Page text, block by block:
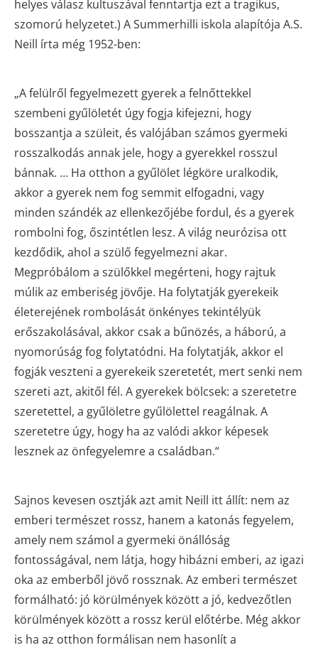
helyes válasz kultuszával fenntartja ezt a tragikus,
szomorú helyzetet.) A Summerhilli iskola alapítója A.S.
Neill írta még 1952-ben:
„A felülről fegyelmezett gyerek a felnőttekkel
szembeni gyűlöletét úgy fogja kifejezni, hogy
bosszantja a szüleit, és valójában számos gyermeki
rosszalkodás annak jele, hogy a gyerekkel rosszul
bánnak. … Ha otthon a gyűlölet légköre uralkodik,
akkor a gyerek nem fog semmit elfogadni, vagy
minden szándék az ellenkezőjébe fordul, és a gyerek
rombolni fog, őszintétlen lesz. A világ neurózisa ott
kezdődik, ahol a szülő fegyelmezni akar.
Megpróbálom a szülőkkel megérteni, hogy rajtuk
múlik az emberiség jövője. Ha folytatják gyerekeik
életerejének rombolását önkényes tekintélyük
erőszakolásával, akkor csak a bűnözés, a háború, a
nyomorúság fog folytatódni. Ha folytatják, akkor el
fogják veszteni a gyerekeik szeretetét, mert senki nem
szereti azt, akitől fél. A gyerekek bölcsek: a szeretetre
szeretettel, a gyűlöletre gyűlölettel reagálnak. A
szeretetre úgy, hogy ha az valódi akkor képesek
lesznek az önfegyelemre a családban.“
Sajnos kevesen osztják azt amit Neill itt állít: nem az
emberi természet rossz, hanem a katonás fegyelem,
amely nem számol a gyermeki önállóság
fontosságával, nem látja, hogy hibázni emberi, az igazi
oka az emberből jövő rossznak. Az emberi természet
formálható: jó körülmények között a jó, kedvezőtlen
körülmények között a rossz kerül előtérbe. Még akkor
is ha az otthon formálisan nem hasonlít a